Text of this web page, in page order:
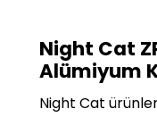
Night Cat
Alümiyum
Night Cat